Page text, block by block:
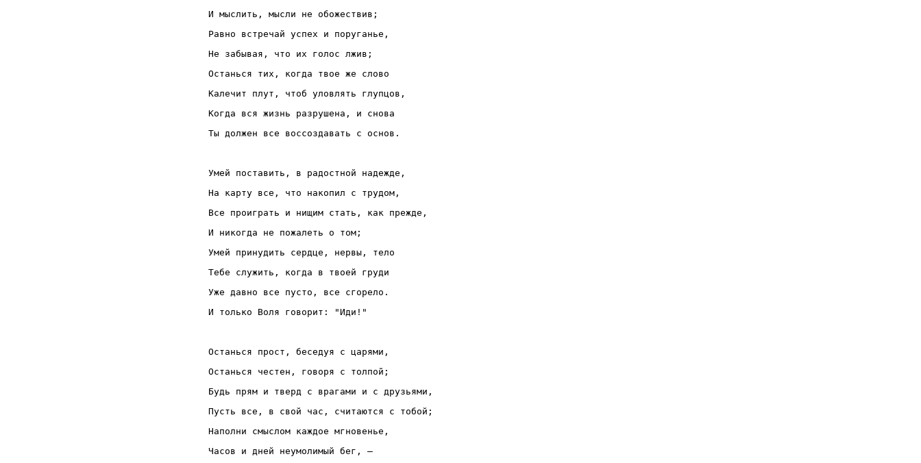
И мыслить, мысли не обожествив;
Равно встречай успех и поруганье,
Не забывая, что их голос лжив;
Останься тих, когда твое же слово
Калечит плут, чтоб уловлять глупцов,
Когда вся жизнь разрушена, и снова
Ты должен все воссоздавать с основ.
Умей поставить, в радостной надежде,
На карту все, что накопил с трудом,
Все проиграть и нищим стать, как прежде,
И никогда не пожалеть о том;
Умей принудить сердце, нервы, тело
Тебе служить, когда в твоей груди
Уже давно все пусто, все сгорело.
И только Воля говорит: "Иди!"
Останься прост, беседуя с царями,
Останься честен, говоря с толпой;
Будь прям и тверд с врагами и с друзьями,
Пусть все, в свой час, считаются с тобой;
Наполни смыслом каждое мгновенье,
Часов и дней неумолимый бег, —